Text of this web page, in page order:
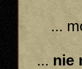
...
... nie